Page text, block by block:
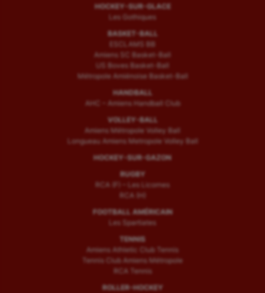
HOCKEY-SUR-GLACE
Les Gothiques
BASKET-BALL
ESCLAMS BB
Amiens SC Basket-Ball
US Boves Basket-Ball
Métropole Amiénoise Basket-Ball
HANDBALL
AHC – Amiens Handball Club
VOLLEY-BALL
Amiens Métropole Volley Ball
Longueau Amiens Metropole Volley Ball
HOCKEY-SUR-GAZON
RUGBY
RCA (F) – Les Licornes
RCA (H)
FOOTBALL AMÉRICAIN
Les Spartiates
TENNIS
Amiens Athletic Club Tennis
Tennis Club Amiens Métropole
RCA Tennis
ROLLER-HOCKEY